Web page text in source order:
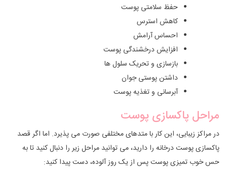
حفظ سلامتی پوست
کاهش استرس
احساس آرامش
افزایش درخشندگی پوست
بازسازی و تحریک سلول ها
داشتن پوستی جوان
آبرسانی و تغذیه پوست
مراحل پاکسازی پوست
در مراکز زیبایی، این کار با متدهای مختلفی صورت می پذیرد. اما اگر قصد
پاکسازی پوست درخانه را دارید، می توانید مراحل زیر را دنبال کنید تا به
حس خوب تمیزی پوست پس از یک روز آلوده، دست پیدا کنید: